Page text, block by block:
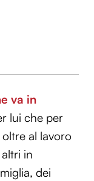
va in
lui che per
al lavoro
in
dei